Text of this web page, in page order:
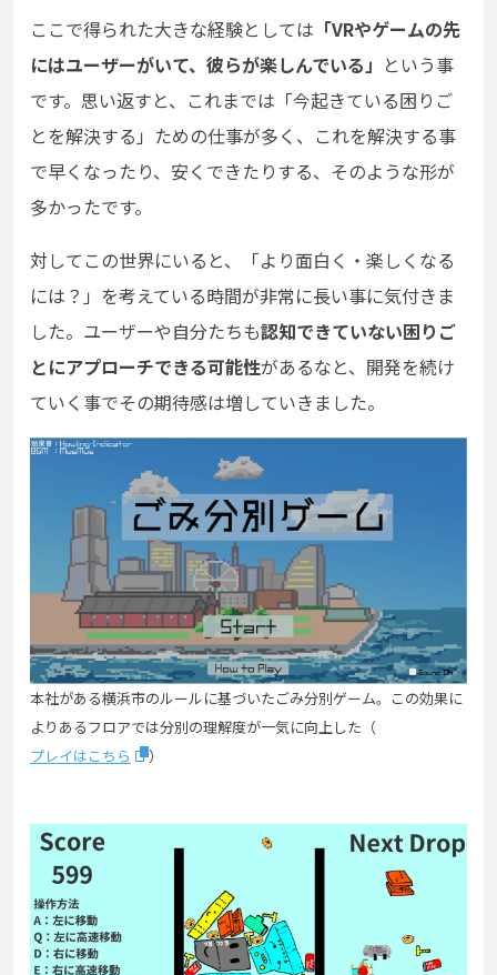
ここで得られた大きな経験としては 「VRやゲームの先
にはユーザーがいて、彼らが楽しんでいる」 という事
です。思い返すと、これまでは「今起きている困りご
とを解決する」ための仕事が多く、これを解決する事
で早くなったり、安くできたりする、そのような形が
多かったです。
対してこの世界にいると、「より面白く・楽しくなる
には？」を考えている時間が非常に長い事に気付きま
した。ユーザーや自分たちも認知できていない困りご
とにアプローチできる可能性があるなと、開発を続け
ていく事でその期待感は増していきました。
本社がある横浜市のルールに基づいたごみ分別ゲーム。この効果に
よりあるフロアでは分別の理解度が一気に向上した（
プレイはこちら
）